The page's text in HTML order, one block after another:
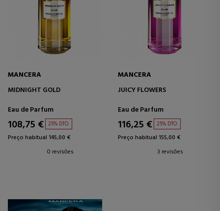
MANCERA
MIDNIGHT GOLD
Eau de Parfum
108,75 € 25% DTO.
Preço habitual 145,00 €
0 revisões
MANCERA
JUICY FLOWERS
Eau de Parfum
116,25 € 25% DTO.
Preço habitual 155,00 €
3 revisões